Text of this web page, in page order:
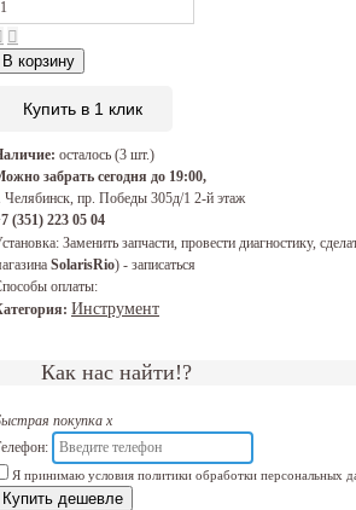
В корзину
Купить в 1 клик
осталось (3 шт.)
забрать сегодня до 19:00,
Челябинск, пр. Победы 305д/1 2-й этаж
(351) 223 05 04
Заменить запчасти, провести диагностику,
SolarisRio) - записаться
оплаты:
Инструмент
Как нас найти!?
покупка x
Я принимаю условия политики обработки персональных
Купить дешевле